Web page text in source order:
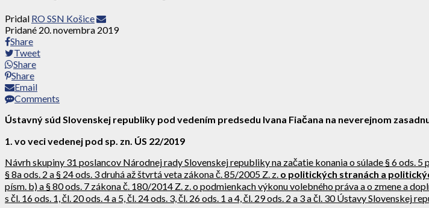
Pridal RO SSN Košice
Pridané 20. novembra 2019
Share
Tweet
Share
Share
Email
Comments
Ústavný súd Slovenskej republiky pod vedením predsedu Ivana Fiačana na neverejnom
1 . vo veci vedenej pod sp. zn. ÚS 22/2019
Návrh skupiny 31 poslancov Národnej rady Slovenskej republiky na začatie konania o súlade § 6 ods.
§ 8a ods. 2 a § 24 ods. 3 druhá až štvrtá veta zákona č. 85/2005 Z. z. o politických stranách a
písm. b) a § 80 ods. 7 zákona č. 180/2014 Z. z. o podmienkach výkonu volebného práva a o zmene a
s čl. 16 ods. 1, čl. 20 ods. 4 a 5, čl. 24 ods. 3, čl. 26 ods. 1 a 4, čl. 29 ods. 2 a 3 a čl. 30 Ústavy Slovenskej